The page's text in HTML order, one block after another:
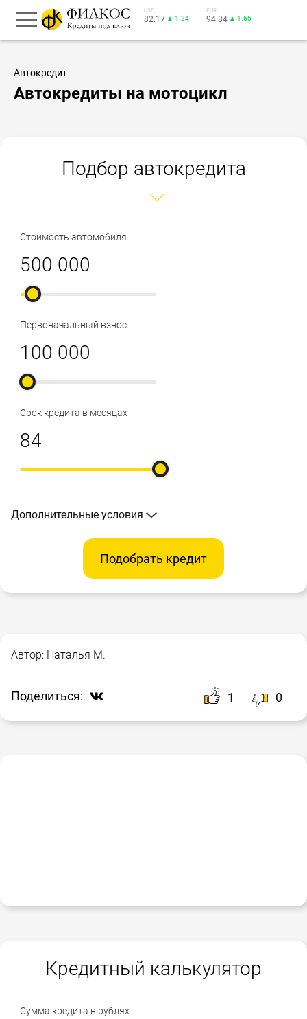
USD
82.17 ▲ 1.24
EUR
94.84 ▲ 1.65
Автокредит
Автокредиты на мотоцикл
Подбор автокредита
Стоимость автомобиля
Первоначальный взнос
Срок кредита в месяцах
Дополнительные условия
Подобрать кредит
Автор: Наталья М.
Поделиться: 1 0
Кредитный калькулятор
Сумма кредита в рублях